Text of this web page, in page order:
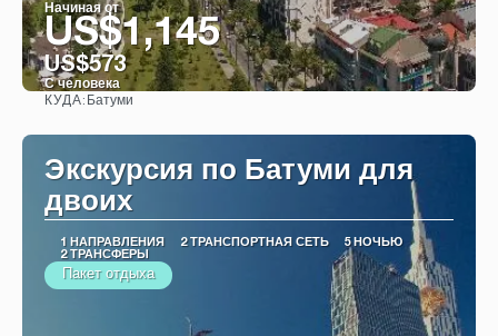
Начиная от
US$1,145
US$573
С человека
КУДА: Батуми
Экскурсия по Батуми для
двоих
1 НАПРАВЛЕНИЯ 2 ТРАНСПОРТНАЯ СЕТЬ
5 НОЧЬЮ
2 ТРАНСФЕРЫ
Пакет отдыха